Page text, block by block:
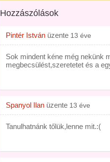
Hozzászólások
Pintér István üzente 13 éve
Sok mindent kéne még nekünk
megbecsülést,szeretetet és a
Spanyol Ilan üzente 13 éve
Tanulhatnánk tőlük,lenne mit.:(